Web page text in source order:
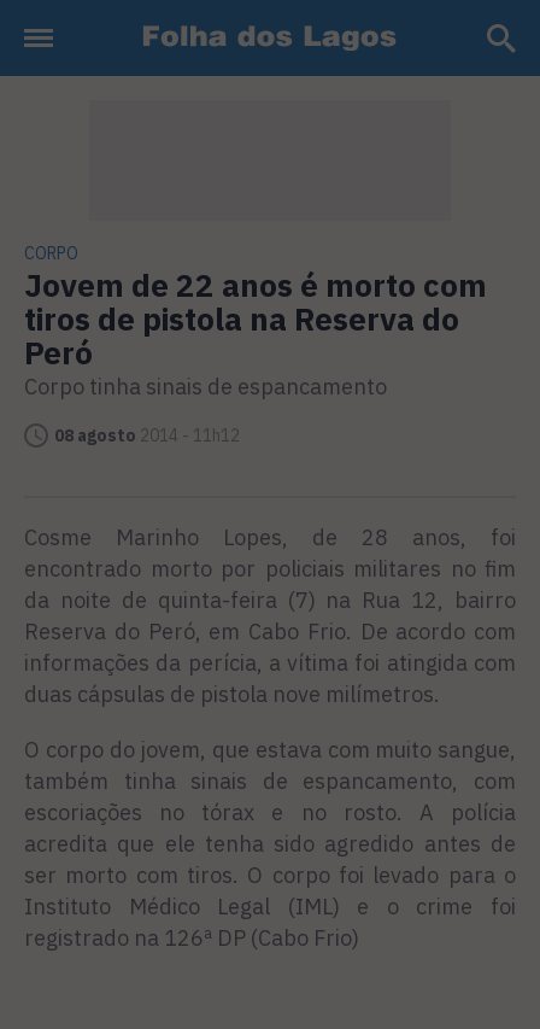
CORPO
Jovem de 22 anos é morto com
tiros de pistola na Reserva do
Peró
Corpo tinha sinais de espancamento
08 agosto 2014 - 11h12
Cosme Marinho Lopes, de 28 anos, foi
encontrado morto por policiais militares no fim
da noite de quinta-feira (7) na Rua 12, bairro
Reserva do Peró, em Cabo Frio. De acordo com
informações da perícia, a vítima foi atingida com
duas cápsulas de pistola nove milímetros.
O corpo do jovem, que estava com muito sangue,
também tinha sinais de espancamento, com
escoriações no tórax e no rosto. A polícia
acredita que ele tenha sido agredido antes de
ser morto com tiros. O corpo foi levado para o
Instituto Médico Legal (IML) e o crime foi
registrado na 126ª DP (Cabo Frio)